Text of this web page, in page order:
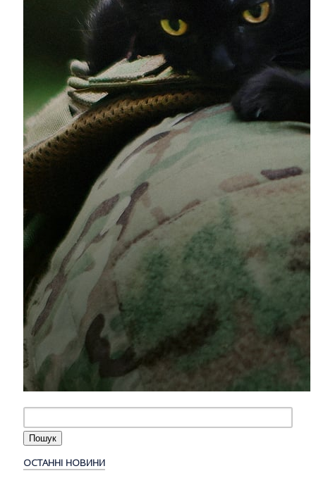
ОСТАННІ НОВИНИ